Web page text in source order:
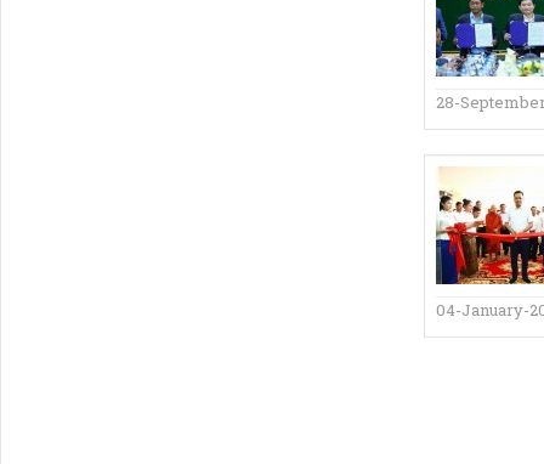
28-
04-January-